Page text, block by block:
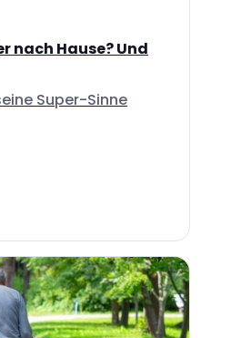
nach Hause? Und
Super-Sinne